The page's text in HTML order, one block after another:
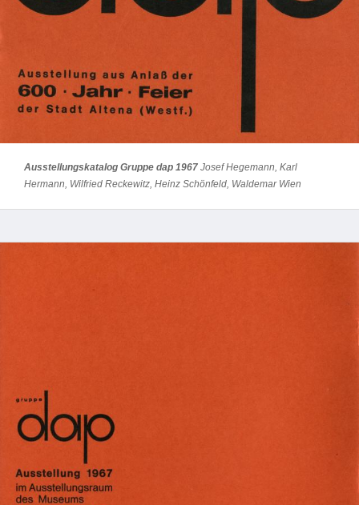
Ausstellungskatalog Gruppe dap 1967 Josef Hegemann, Karl
Hermann, Wilfried Reckewitz, Heinz Schönfeld, Waldemar Wien